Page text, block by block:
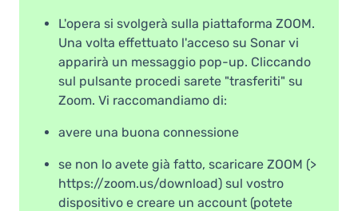
L'opera si svolgerà sulla piattaforma ZOOM.
Una volta effettuato l'acceso su Sonar vi
apparirà un messaggio pop-up. Cliccando
sul pulsante procedi sarete "trasferiti" su
Zoom. Vi raccomandiamo di:
avere una buona connessione
se non lo avete già fatto, scaricare ZOOM (>
https://zoom.us/download) sul vostro
dispositivo e creare un account (potete